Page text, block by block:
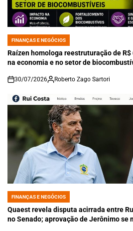
POSTED
IN
FINANÇAS E NEGÓCIOS
Raízen homologa reestruturação de
na economia e no setor de
on
30/07/2026 Roberto Zago Sartori
POSTED
IN
FINANÇAS E NEGÓCIOS
Quaest revela disputa acirrada entre
no Senado; aprovação de Jerônimo se